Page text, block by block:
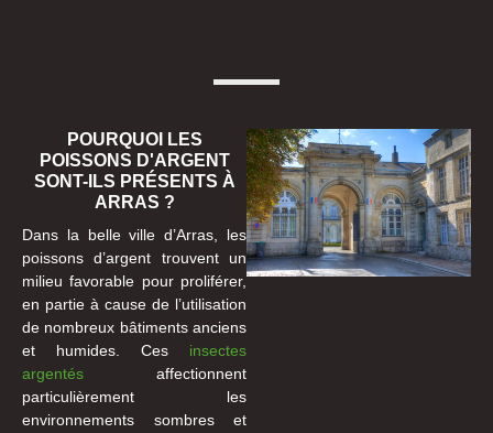
POURQUOI LES
POISSONS D'ARGENT
SONT-ILS PRÉSENTS À
ARRAS ?
Dans la belle ville d’Arras, les
poissons d’argent trouvent un
milieu favorable pour proliférer,
en partie à cause de l’utilisation
de nombreux bâtiments anciens
et humides. Ces insectes
argentés affectionnent
particulièrement les
environnements sombres et